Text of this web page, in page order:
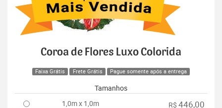
Coroa de Flores Luxo Colorida
Faixa Grátis Frete Grátis Pague somente após a entrega
Tamanhos
1,0m x 1,0m
R$ 446,00